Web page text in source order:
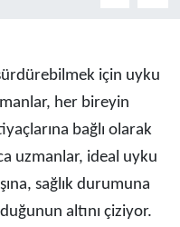
için uyku
her bireyin
bağlı olarak
uzmanlar, ideal uyku
sağlık durumuna
altını çiziyor.